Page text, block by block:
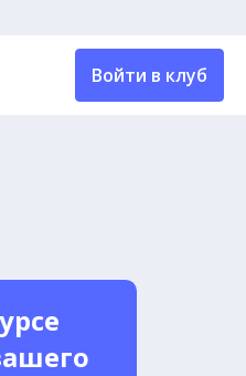
Войти в клуб